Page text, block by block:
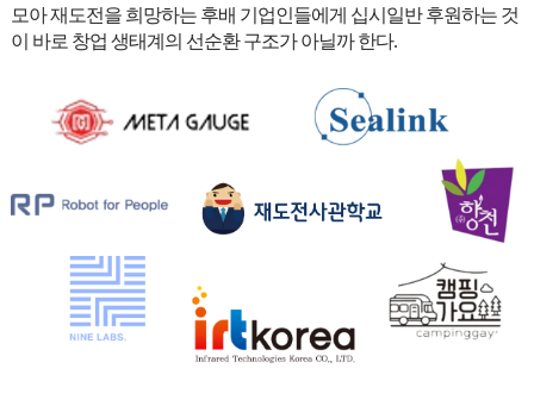
모아 재도전을 희망하는 후배 기업인들에게 십시일반 후원하는 것
이 바로 창업 생태계의 선순환 구조가 아닐까 한다.